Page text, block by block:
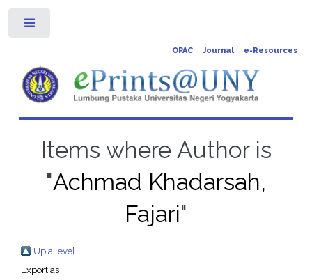
OPAC Journal e-Resources
Items where Author is
"Achmad Khadarsah,
Fajari"
Up a level
Export as